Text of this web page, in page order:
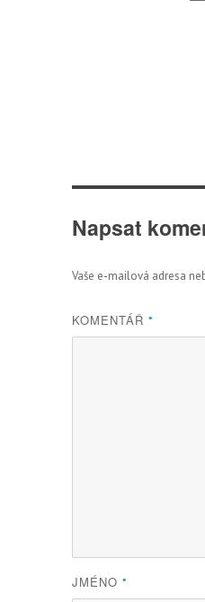
Napsat
Vaše e-mailová adresa
KOMENTÁŘ*
JMÉNO*